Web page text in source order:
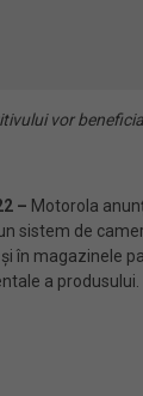
vor
– Motorola
sistem de
și în magazinele
a produsului.